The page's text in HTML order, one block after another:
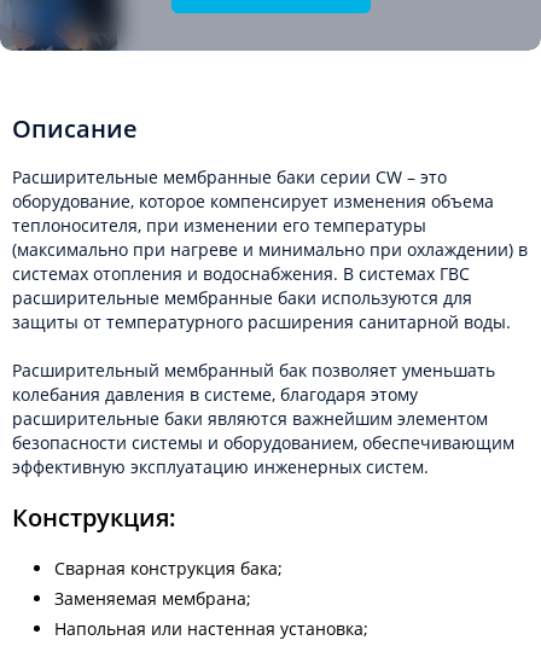
Описание
Расширительные мембранные баки серии CW – это
оборудование, которое компенсирует изменения объема
теплоносителя, при изменении его температуры
(максимально при нагреве и минимально при охлаждении) в
системах отопления и водоснабжения. В системах ГВС
расширительные мембранные баки используются для
защиты от температурного расширения санитарной воды.
Расширительный мембранный бак позволяет уменьшать
колебания давления в системе, благодаря этому
расширительные баки являются важнейшим элементом
безопасности системы и оборудованием, обеспечивающим
эффективную эксплуатацию инженерных систем.
Конструкция:
Сварная конструкция бака;
Заменяемая мембрана;
Напольная или настенная установка;